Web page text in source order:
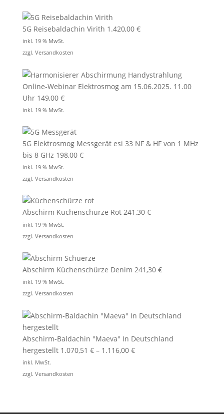
5G Reisebaldachin Virith 1.420,00 €
inkl. 19 % MwSt.
zzgl. Versandkosten
Online-Webinar Elektrosmog am 15.06.2025. 11.00
Uhr 149,00 €
inkl. 19 % MwSt.
5G Elektrosmog Messgerät esi 33 NF & HF von 1 MHz
bis 8 GHz 198,00 €
inkl. 19 % MwSt.
zzgl. Versandkosten
Abschirm Küchenschürze Rot 241,30 €
inkl. 19 % MwSt.
zzgl. Versandkosten
Abschirm Küchenschürze Denim 241,30 €
inkl. 19 % MwSt.
zzgl. Versandkosten
Abschirm-Baldachin "Maeva" In Deutschland
hergestellt 1.070,51 €– 1.116,00 €
inkl. MwSt.
zzgl. Versandkosten